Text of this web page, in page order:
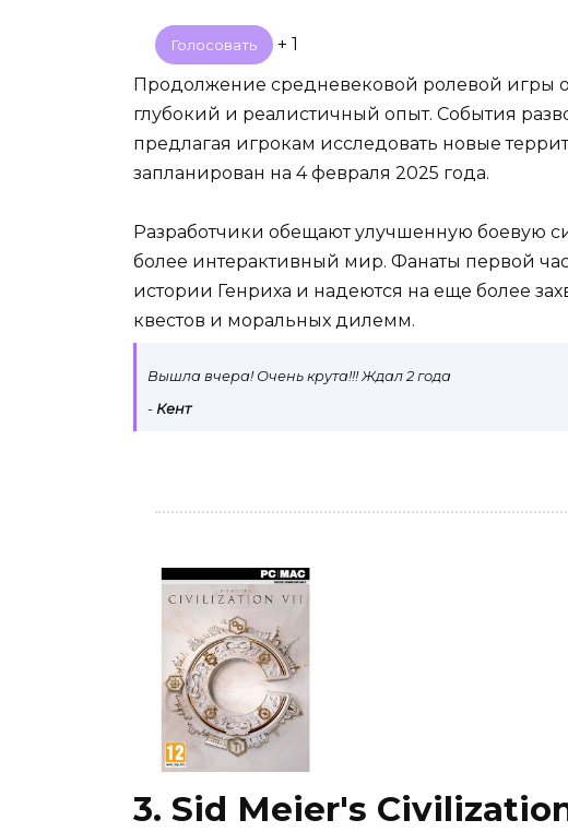
Голосовать
+ 1
Продолжение средневековой ролевой игры
глубокий и реалистичный опыт. События
предлагая игрокам исследовать новые
запланирован на 4 февраля 2025 года.
Разработчики обещают улучшенную боевую
более интерактивный мир. Фанаты первой
истории Генриха и надеются на еще более
квестов и моральных дилемм.
Вышла вчера! Очень крута!!! Ждал 2 года
- Кент
3. Sid Meier's